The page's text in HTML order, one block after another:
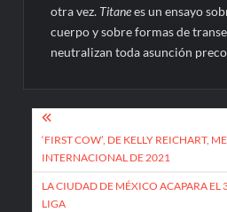
otra vez. Titanees un ensayo
cuerpo y sobre formas de
neutralizan toda asunción
Navegación
de
entradas
‘FIRST COW’, DE KELLY REICHART,
INTERNACIONAL DE 2021
LA CIUDAD DE MÉXICO ACAPARA EL
LIGA